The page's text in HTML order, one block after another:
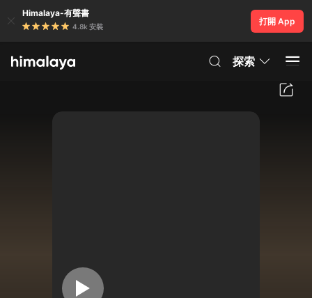
Himalaya-有聲書
4.8k 安裝
打開 App
探索